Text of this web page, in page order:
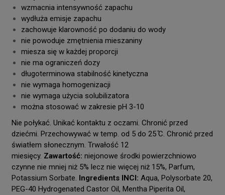
wzmacnia intensywność zapachu
wydłuża emisje zapachu
zachowuje klarowność po dodaniu do wody
nie powoduje zmętnienia mieszaniny
miesza się w każdej proporcji
nie ma ograniczeń dozy
długoterminowa stabilność kinetyczna
nie wymaga homogenizacji
nie wymaga użycia solubilizatora
można stosować w zakresie pH 3-10
Nie połykać. Unikać kontaktu z oczami. Chronić przed
dziećmi. Przechowywać w temp. od 5 do 25 ̊C. Chronić przed
światłem słonecznym. Trwałość 12
miesięcy. Zawartość: niejonowe środki powierzchniowo
czynne nie mniej niż 5% lecz nie więcej niż 15%, Parfum,
Potassium Sorbate. Ingredients INCI: Aqua, Polysorbate 20,
PEG-40 Hydrogenated Castor Oil, Mentha Piperita Oil,